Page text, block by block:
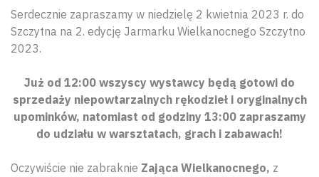
Serdecznie zapraszamy w niedzielę 2 kwietnia 2023 r. do
Szczytna na 2. edycję Jarmarku Wielkanocnego Szczytno
2023.
Już od 12:00 wszyscy wystawcy będą gotowi do
sprzedaży niepowtarzalnych rękodzieł i oryginalnych
upominków, natomiast od godziny 13:00 zapraszamy
do udziału w warsztatach, grach i zabawach!
Oczywiście nie zabraknie Zająca Wielkanocnego, z